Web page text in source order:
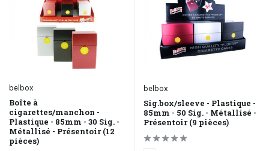
belbox
Boîte à
cigarettes/manchon -
Plastique - 85mm - 30 Sig. -
Métallisé - Présentoir (12
pièces)
belbox
Sig.box/sleeve - Plastique -
85mm - 50 Sig. - Métallisé -
Présentoir (9 pièces)